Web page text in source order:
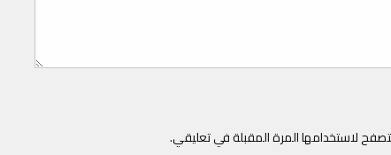
لاستخدامها المرة المقبلة في تعليقي.